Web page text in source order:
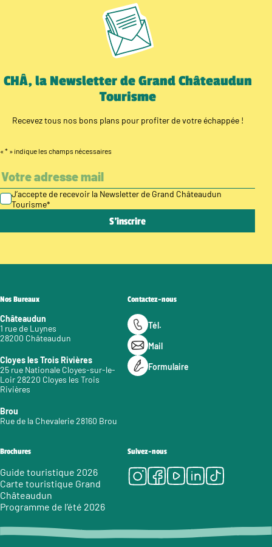
CHÂ, la Newsletter de Grand Châteaudun
Tourisme
Recevez tous nos bons plans pour profiter de votre échappée !
« * » indique les champs nécessaires
J’accepte de recevoir la Newsletter de Grand Châteaudun
Tourisme*
Nos Bureaux
Châteaudun
1 rue de Luynes
28200 Châteaudun
Cloyes les Trois Rivières
25 rue Nationale Cloyes-sur-le-
Loir 28220 Cloyes les Trois
Rivières
Brou
Rue de la Chevalerie 28160 Brou
Contactez-nous
Tél.
Mail
Formulaire
Brochures
Guide touristique 2026
Carte touristique Grand
Châteaudun
Programme de l’été 2026
Suivez-nous
Instagram
Facebook
Youtube
LinkedIn
Tiktok